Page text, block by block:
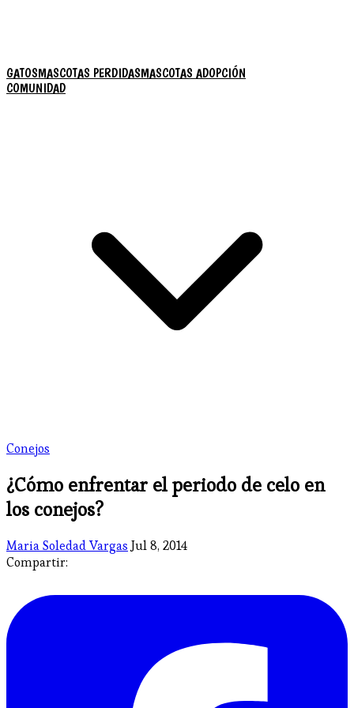
GATOSMASCOTAS PERDIDASMASCOTAS ADOPCIÓN
COMUNIDAD
Conejos
¿Cómo enfrentar el periodo de celo en
los conejos?
Maria Soledad Vargas Jul 8, 2014
Compartir: